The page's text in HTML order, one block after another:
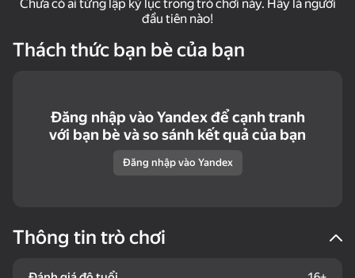
50
Chưa có ai từng lập kỷ lục trong trò chơi này. Hãy là người
đầu tiên nào!
Thách thức bạn bè của bạn
Đăng nhập vào Yandex để cạnh tranh
với bạn bè và so sánh kết quả của bạn
Đăng nhập vào Yandex
Thông tin trò chơi